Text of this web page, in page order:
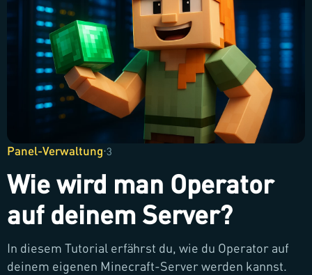
Panel-Verwaltung·3
Wie wird man Operator
auf deinem Server?
In diesem Tutorial erfährst du, wie du Operator auf
deinem eigenen Minecraft-Server werden kannst.